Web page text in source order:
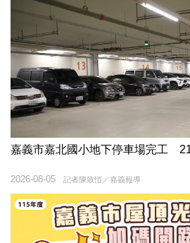
嘉義市嘉北國小地下停車場完工
記者陳致愷／嘉義報導
2026-08-05